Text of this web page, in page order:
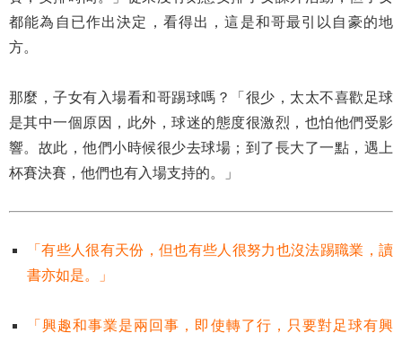
都能為自已作出決定，看得出，這是和哥最引以自豪的地
方。
那麼，子女有入場看和哥踢球嗎？「很少，太太不喜歡足球
是其中一個原因，此外，球迷的態度很激烈，也怕他們受影
響。故此，他們小時候很少去球場；到了長大了一點，遇上
杯賽決賽，他們也有入場支持的。」
「有些人很有天份，但也有些人很努力也沒法踢職業，讀
書亦如是。」
「興趣和事業是兩回事，即使轉了行，只要對足球有興